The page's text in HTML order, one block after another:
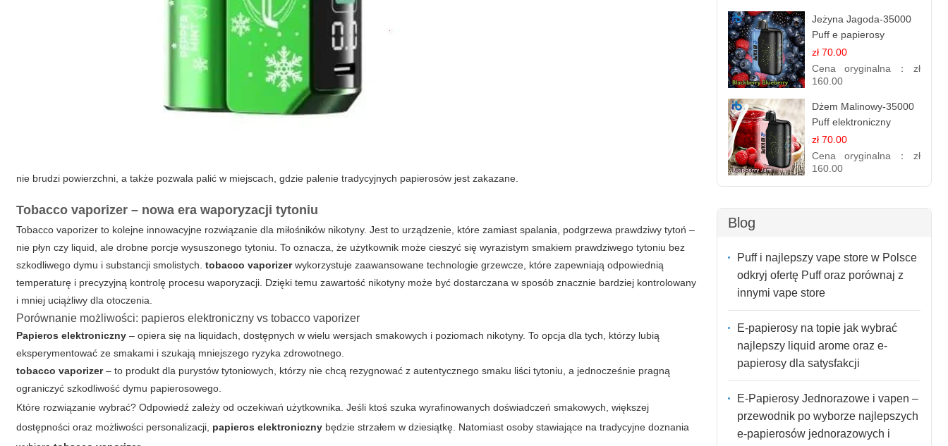
nie brudzi powierzchni, a także pozwala palić w miejscach, gdzie palenie tradycyjnych papierosów jest zakazane.
Tobacco vaporizer – nowa era waporyzacji tytoniu
Tobacco vaporizer to kolejne innowacyjne rozwiązanie dla miłośników nikotyny. Jest to urządzenie, które zamiast spalania, podgrzewa prawdziwy tytoń –
nie płyn czy liquid, ale drobne porcje wysuszonego tytoniu. To oznacza, że użytkownik może cieszyć się wyrazistym smakiem prawdziwego tytoniu bez
szkodliwego dymu i substancji smolistych.tobacco vaporizerwykorzystuje zaawansowane technologie grzewcze, które zapewniają odpowiednią
temperaturę i precyzyjną kontrolę procesu waporyzacji. Dzięki temu zawartość nikotyny może być dostarczana w sposób znacznie bardziej kontrolowany
i mniej uciążliwy dla otoczenia.
Porównanie możliwości: papieros elektroniczny vs tobacco vaporizer
Papieros elektroniczny – opiera się na liquidach, dostępnych w wielu wersjach smakowych i poziomach nikotyny. To opcja dla tych, którzy lubią
eksperymentować ze smakami i szukają mniejszego ryzyka zdrowotnego.
tobacco vaporizer– to produkt dla purystów tytoniowych, którzy nie chcą rezygnować z autentycznego smaku liści tytoniu, a jednocześnie pragną
ograniczyć szkodliwość dymu papierosowego.
Które rozwiązanie wybrać? Odpowiedź zależy od oczekiwań użytkownika. Jeśli ktoś szuka wyrafinowanych doświadczeń smakowych, większej
dostępności oraz możliwości personalizacji, papieros elektroniczny będzie strzałem w dziesiątkę. Natomiast osoby stawiające na tradycyjne doznania
Jeżyna Jagoda-35000
Puff e papierosy
jednorazowe
zł 70.00
Cena oryginalna： zł
160.00
Dżem Malinowy-35000
Puff elektroniczny
papieros (Ibvape Bar)
zł 70.00
Cena oryginalna： zł
160.00
Blog
Puff i najlepszy vape store w Polsce
odkryj ofertę Puff oraz porównaj z
innymi vape store
E-papierosy na topie jak wybrać
najlepszy liquid arome oraz e-
papierosy dla satysfakcji
E-Papierosy Jednorazowe i vapen –
przewodnik po wyborze najlepszych
e-papierosów jednorazowych i